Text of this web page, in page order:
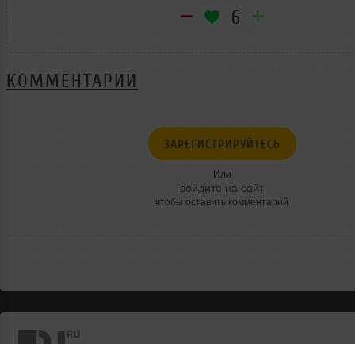
6
КОММЕНТАРИИ
ЗАРЕГИСТРИРУЙТЕСЬ
Или
войдите на сайт
чтобы оставить комментарий